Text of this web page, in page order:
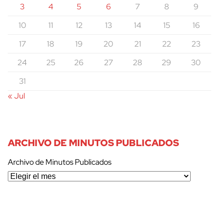
3 4 5 6 7 8
9
10
11 12 13 14 15
16
17
18 19 20 21 22
23
24
25 26 27 28 29
30
31
« Jul
ARCHIVO DE MINUTOS PUBLICADOS
Archivo de Minutos Publicados